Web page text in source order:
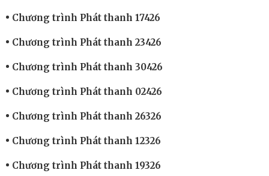
Chương trình Phát thanh 17426
Chương trình Phát thanh 23426
Chương trình Phát thanh 30426
Chương trình Phát thanh 02426
Chương trình Phát thanh 26326
Chương trình Phát thanh 12326
Chương trình Phát thanh 19326